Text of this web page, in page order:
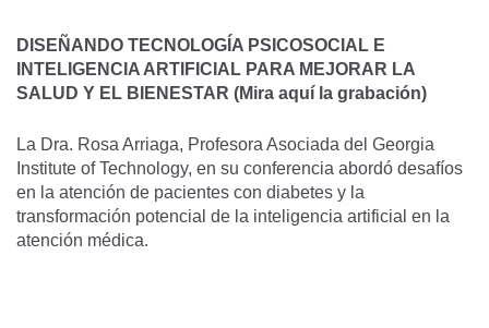
DISEÑANDO TECNOLOGÍA PSICOSOCIAL E
INTELIGENCIA ARTIFICIAL PARA MEJORAR LA
SALUD Y EL BIENESTAR (Mira aquí la grabación)
La Dra. Rosa Arriaga, Profesora Asociada del Georgia
Institute of Technology, en su conferencia abordó desafíos
en la atención de pacientes con diabetes y la
transformación potencial de la inteligencia artificial en la
atención médica.